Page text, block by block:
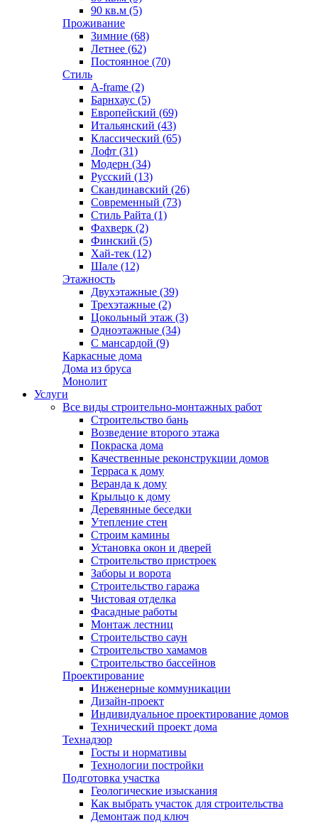
90 кв.м (5)
Проживание
Зимние (68)
Летнее (62)
Постоянное (70)
Стиль
A-frame (2)
Барнхаус (5)
Европейский (69)
Итальянский (43)
Классический (65)
Лофт (31)
Модерн (34)
Русский (13)
Скандинавский (26)
Современный (73)
Стиль Райта (1)
Фахверк (2)
Финский (5)
Хай-тек (12)
Шале (12)
Этажность
Двухэтажные (39)
Трехэтажные (2)
Цокольный этаж (3)
Одноэтажные (34)
С мансардой (9)
Каркасные дома
Дома из бруса
Монолит
Услуги
Все виды строительно-монтажных работ
Строительство бань
Возведение второго этажа
Покраска дома
Качественные реконструкции домов
Терраса к дому
Веранда к дому
Крыльцо к дому
Деревянные беседки
Утепление стен
Строим камины
Установка окон и дверей
Строительство пристроек
Заборы и ворота
Строительство гаража
Чистовая отделка
Фасадные работы
Монтаж лестниц
Строительство саун
Строительство хамамов
Строительство бассейнов
Проектирование
Инженерные коммуникации
Дизайн-проект
Индивидуальное проектирование домов
Технический проект дома
Технадзор
Госты и нормативы
Технологии постройки
Подготовка участка
Геологические изыскания
Как выбрать участок для строительства
Демонтаж под ключ